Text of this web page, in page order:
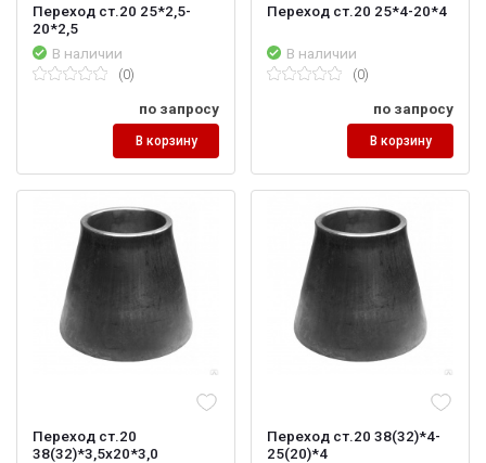
Переход ст.20 25*2,5-
20*2,5
В наличии
(0)
по запросу
В корзину
Переход ст.20 25*4-20*4
В наличии
(0)
по запросу
В корзину
Переход ст.20
38(32)*3,5х20*3,0
Переход ст.20 38(32)*4-
25(20)*4